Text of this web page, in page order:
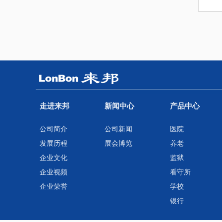
走进来邦
公司简介
发展历程
企业文化
企业视频
企业荣誉
新闻中心
公司新闻
展会博览
产品中心
医院
养老
监狱
看守所
学校
银行